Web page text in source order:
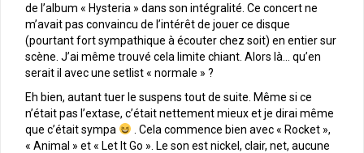
de l’album « Hysteria » dans son intégralité. Ce concert ne
m’avait pas convaincu de l’intérêt de jouer ce disque
(pourtant fort sympathique à écouter chez soit) en entier sur
scène. J’ai même trouvé cela limite chiant. Alors là… qu’en
serait il avec une setlist « normale » ?
Eh bien, autant tuer le suspens tout de suite. Même si ce
n’était pas l’extase, c’était nettement mieux et je dirai même
que c’était sympa
. Cela commence bien avec « Rocket »,
« Animal » et « Let It Go ». Le son est nickel, clair, net, aucune